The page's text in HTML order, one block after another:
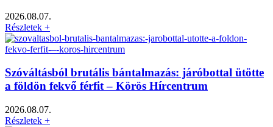
2026.08.07.
Részletek +
Szóváltásból brutális bántalmazás: járóbottal ütötte
a földön fekvő férfit – Körös Hírcentrum
2026.08.07.
Részletek +